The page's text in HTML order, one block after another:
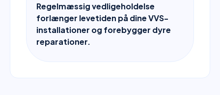
Regelmæssig vedligeholdelse
forlænger levetiden på dine VVS-
installationer og forebygger dyre
reparationer.